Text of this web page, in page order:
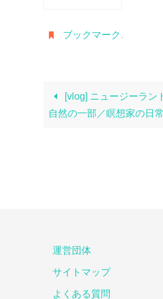
ブックマーク .
[vlog] ニュージーラン
自然の一部／瞑想家の日常
運営団体
サイトマップ
よくある質問